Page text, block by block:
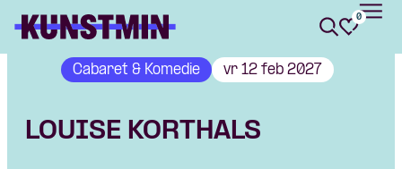
0
Cabaret & Komedie vr 12 feb 2027
LOUISE KORTHALS